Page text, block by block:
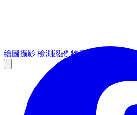
繪圖攝影 檢測認證 物流倉儲